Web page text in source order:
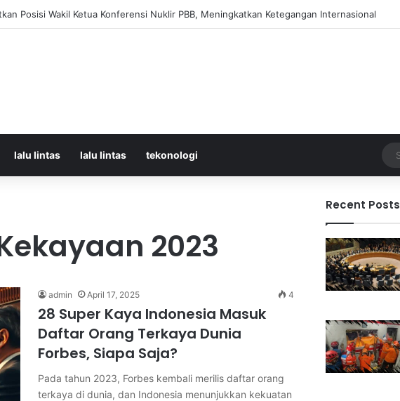
Kecelakaan KRL dan KA Argo Bromo di Bekasi Timur, 14 Meninggal dan 84 Terluka
lalu lintas lalu lintas tekonologi
2023
admin April 17, 2025 4
28 Super Kaya Indonesia Masuk
Daftar Orang Terkaya Dunia
Forbes, Siapa Saja?
Pada tahun 2023, Forbes kembali merilis daftar orang
terkaya di dunia, dan Indonesia menunjukkan kekuatan
Recent Posts